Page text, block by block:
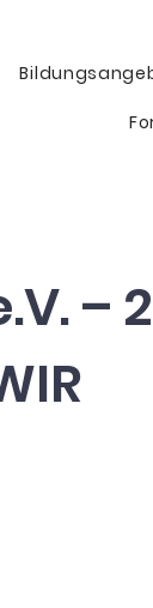
–